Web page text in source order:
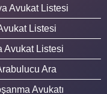
Avukat Listesi
Listesi
Avukat Listesi
Ara
Avukatı